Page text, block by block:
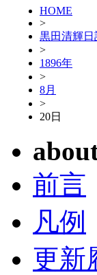
HOME
>
黒田清輝日
>
1896年
>
8月
>
20日
前言
凡例
更新